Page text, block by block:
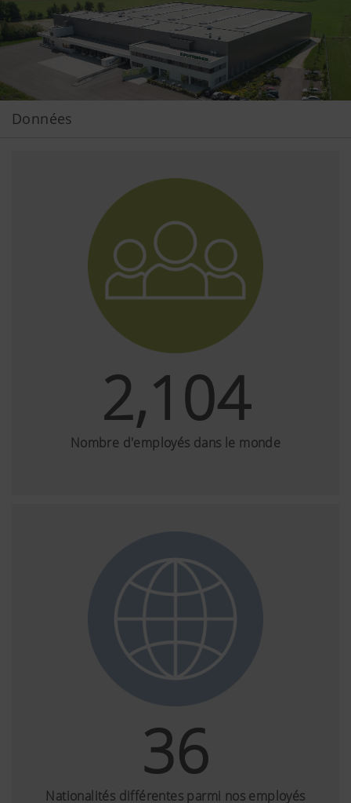
Données
2,104
Nombre d'employés dans le monde
36
Nationalités différentes parmi nos employés